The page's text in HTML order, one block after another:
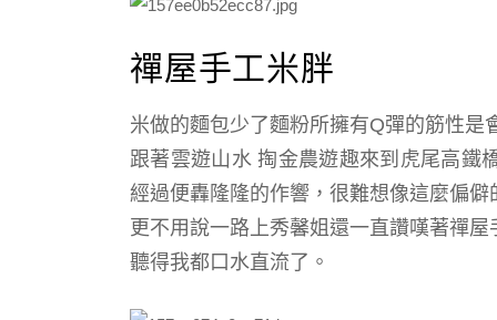
禪屋手工米胖
米做的麵包少了麵粉所擁有Q彈的筋性是
跟著雲遊山水 掏金農遊趣來到虎尾高鐵
經過便轟隆隆的作響，很難想像這麼偏
更不用說一路上秀馨姐還一直讚嘆著禪
聽得我都口水直流了。